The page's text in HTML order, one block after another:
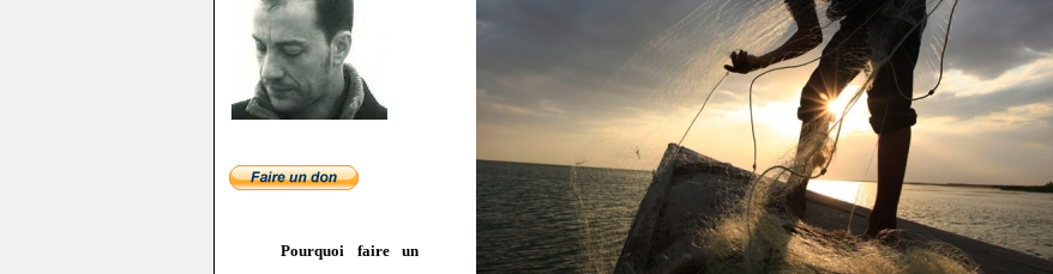
Pourquoi faire un